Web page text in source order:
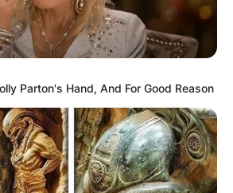
Parton's Hand, And For Good Reason